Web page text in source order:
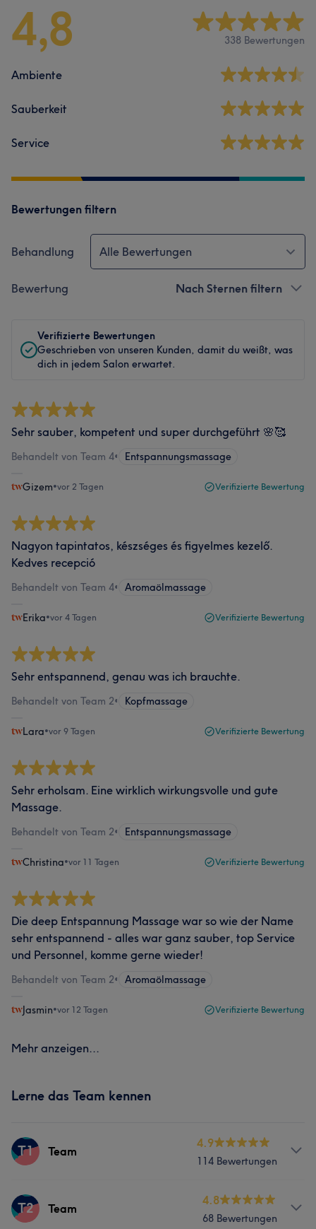
4,8 338 Bewertungen
Ambiente
Sauberkeit
Service
Bewertungen filtern
Behandlung Alle Bewertungen
Bewertung Nach Sternen filtern
Verifizierte Bewertungen
Geschrieben von unseren Kunden, damit du weißt, was
dich in jedem Salon erwartet.
Sehr sauber, kompetent und super durchgeführt 🌸🥰
Behandelt von Team 4• Entspannungsmassage
Gizem•vor 2 Tagen Verifizierte Bewertung
Nagyon tapintatos, készséges és figyelmes kezelő.
Kedves recepció
Behandelt von Team 4• Aromaölmassage
Erika•vor 4 Tagen Verifizierte Bewertung
Sehr entspannend, genau was ich brauchte.
Behandelt von Team 2• Kopfmassage
Lara•vor 9 Tagen Verifizierte Bewertung
Sehr erholsam. Eine wirklich wirkungsvolle und gute
Massage.
Behandelt von Team 2• Entspannungsmassage
Christina•vor 11 Tagen Verifizierte Bewertung
Die deep Entspannung Massage war so wie der Name
sehr entspannend - alles war ganz sauber, top Service
und Personnel, komme gerne wieder!
Behandelt von Team 2• Aromaölmassage
Jasmin•vor 12 Tagen Verifizierte Bewertung
Mehr anzeigen...
Lerne das Team kennen
T1 Team
4.9
114 Bewertungen
Services
T2 Team
4.8
68 Bewertungen